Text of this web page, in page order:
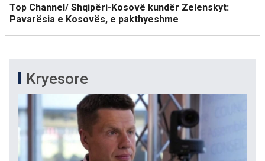
Top Channel/ Shqipëri-Kosovë kundër Zelenskyt:
Pavarësia e Kosovës, e pakthyeshme
Kryesore